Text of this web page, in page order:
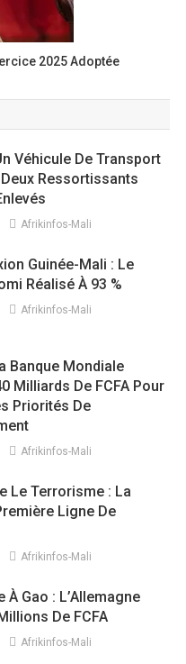
2025 Adoptée
Véhicule De Transport
Ressortissants
Afrikinfos-Mali
Guinée-Mali : Le
Réalisé À 93 %
Afrikinfos-Mali
Banque Mondiale
Milliards De FCFA Pour
Priorités De
Afrikinfos-Mali
Le Terrorisme : La
Ligne De
Afrikinfos-Mali
À Gao : L’Allemagne
De FCFA
Afrikinfos-Mali